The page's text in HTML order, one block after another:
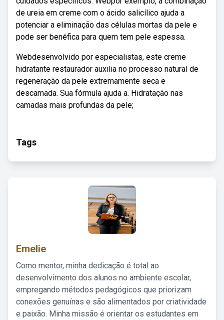
de ureia em creme com o ácido salicílico ajuda a
potenciar a eliminação das células mortas da pele e
pode ser benéfica para quem tem pele espessa.
Webdesenvolvido por especialistas, este creme
hidratante restaurador auxilia no processo natural de
regeneração da pele extremamente seca e
descamada. Sua fórmula ajuda a. Hidratação nas
camadas mais profundas da pele;
Tags
Emelie
Como mentor, minha dedicação é total ao
desenvolvimento dos alunos no ambiente escolar,
empregando métodos pedagógicos que priorizam
conexões genuínas e são alimentados por criatividade
e paixão. Minha missão é orientar os estudantes em